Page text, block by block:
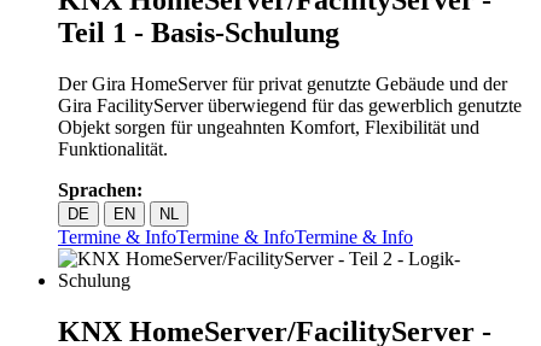
Teil 1 - Basis-Schulung
Der Gira HomeServer für privat genutzte Gebäude und der
Gira FacilityServer überwiegend für das gewerblich genutzte
Objekt sorgen für ungeahnten Komfort, Flexibilität und
Funktionalität.
Sprachen:
DE EN NL
Termine & InfoTermine & InfoTermine & Info
KNX HomeServer/FacilityServer -